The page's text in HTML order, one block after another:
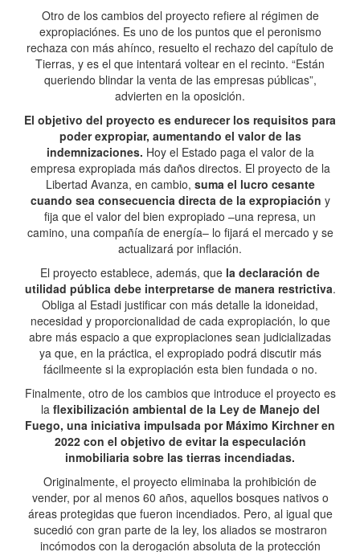
Otro de los cambios del proyecto refiere al régimen de
expropiaciónes. Es uno de los puntos que el peronismo
rechaza con más ahínco, resuelto el rechazo del capítulo de
Tierras, y es el que intentará voltear en el recinto. “Están
queriendo blindar la venta de las empresas públicas”,
advierten en la oposición.
El objetivo del proyecto es endurecer los requisitos para
poder expropiar, aumentando el valor de las
indemnizaciones. Hoy el Estado paga el valor de la
empresa expropiada más daños directos. El proyecto de la
Libertad Avanza, en cambio, suma el lucro cesante
cuando sea consecuencia directa de la expropiación y
fija que el valor del bien expropiado –una represa, un
camino, una compañía de energía– lo fijará el mercado y se
actualizará por inflación.
El proyecto establece, además, que la declaración de
utilidad pública debe interpretarse de manera restrictiva.
Obliga al Estadi justificar con más detalle la idoneidad,
necesidad y proporcionalidad de cada expropiación, lo que
abre más espacio a que expropiaciones sean judicializadas
ya que, en la práctica, el expropiado podrá discutir más
fácilmeente si la expropiación esta bien fundada o no.
Finalmente, otro de los cambios que introduce el proyecto es
la flexibilización ambiental de la Ley de Manejo del
Fuego, una iniciativa impulsada por Máximo Kirchner en
2022 con el objetivo de evitar la especulación
inmobiliaria sobre las tierras incendiadas.
Originalmente, el proyecto eliminaba la prohibición de
vender, por al menos 60 años, aquellos bosques nativos o
áreas protegidas que fueron incendiados. Pero, al igual que
sucedió con gran parte de la ley, los aliados se mostraron
incómodos con la derogación absoluta de la protección